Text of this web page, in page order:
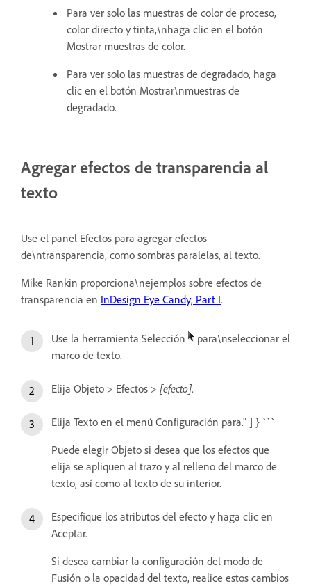
Para ver solo las muestras de color de proceso,
color directo y tinta,\nhaga clic en el botón
Mostrar muestras de color.
Para ver solo las muestras de degradado, haga
clic en el botón Mostrar\nmuestras de
degradado.
Agregar efectos de transparencia al
texto
Use el panel Efectos para agregar efectos
de\ntransparencia, como sombras paralelas, al texto.
Mike Rankin proporciona\nejemplos sobre efectos de
transparencia en InDesign Eye Candy, Part I.
Use la herramienta Selección
para\nseleccionar el
marco de texto.
Elija Objeto > Efectos > [efecto].
Elija Texto en el menú Configuración para." ] } ```
Puede elegir Objeto si desea que los efectos que
elija se apliquen al trazo y al relleno del marco de
texto, así como al texto de su interior.
Especifique los atributos del efecto y haga clic en
Aceptar.
Si desea cambiar la configuración del modo de
Fusión o la opacidad del texto, realice estos cambios